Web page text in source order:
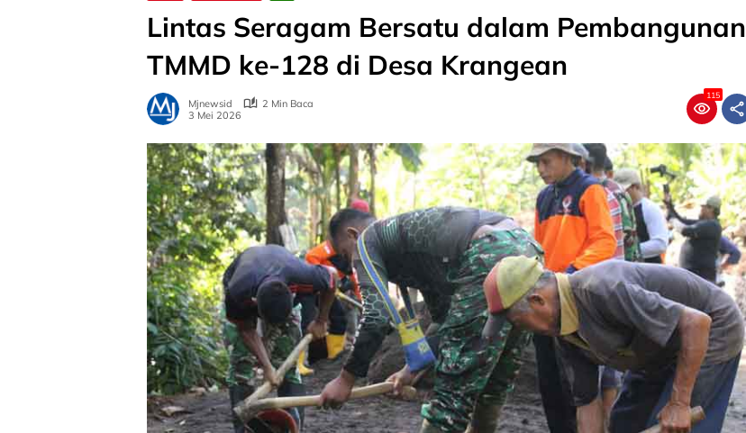
Lintas Seragam Bersatu dalam Pembangunan
TMMD ke-128 di Desa Krangean
Mjnewsid
2 Min Baca
3 Mei 2026
115